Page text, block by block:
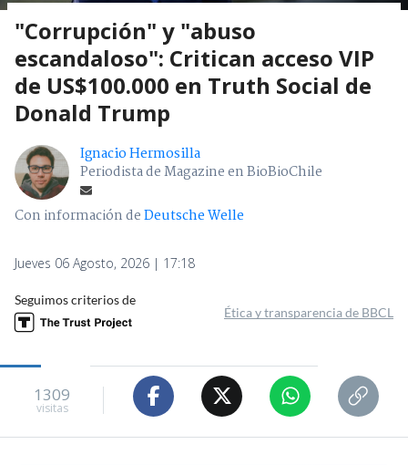
"Corrupción" y "abuso
escandaloso": Critican acceso VIP
de US$100.000 en Truth Social de
Donald Trump
Ignacio Hermosilla
Periodista de Magazine en BioBioChile
Con información deDeutsche Welle
Jueves 06 Agosto, 2026 | 17:18
Seguimos criterios de
Ética y transparencia de BBCL
1309
visitas